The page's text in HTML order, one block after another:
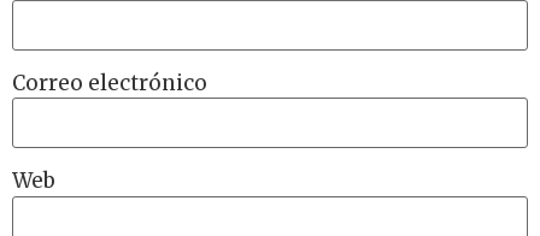
Correo electrónico
Web